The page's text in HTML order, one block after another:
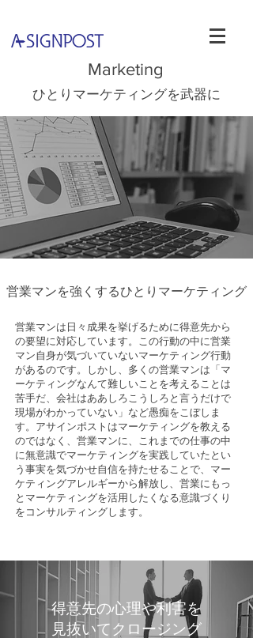
営業マンは日々成果を挙げるために得意先から
の要望に対応しています。この行動の中に営業
マン自身が気づいていないマーケティング行動
があるのです。しかし、多くの営業マンは「マ
ーケティングなんて難しいことを考えることは
苦手だ、会社はああしろこうしろと言うだけで
現場がわかっていない」など愚痴をこぼしま
す。 アサインポストはマーケティングを教える
のではなく、営業マンに、これまでの仕事の中
に無意識でマーケティングを実践していたとい
う事実を気づかせ自信を持たせることで、マー
ケティングアレルギーから解放し、営業にもっ
とマーケティングを活用したくなる意識づくり
をコンサルティングします。
営業マンを強くするひとりマーケティング
得意先の心理や利害を
見抜いてクロージング
Marketing
ひとりマーケティングを​武器に